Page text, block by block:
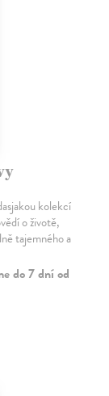
kolekcí
o životě,
tajemného a
do 7 dní od